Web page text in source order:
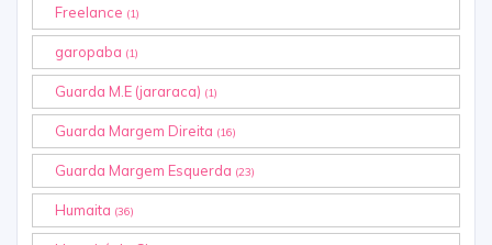
Freelance (1)
garopaba (1)
Guarda M.E (jararaca) (1)
Guarda Margem Direita (16)
Guarda Margem Esquerda (23)
Humaita (36)